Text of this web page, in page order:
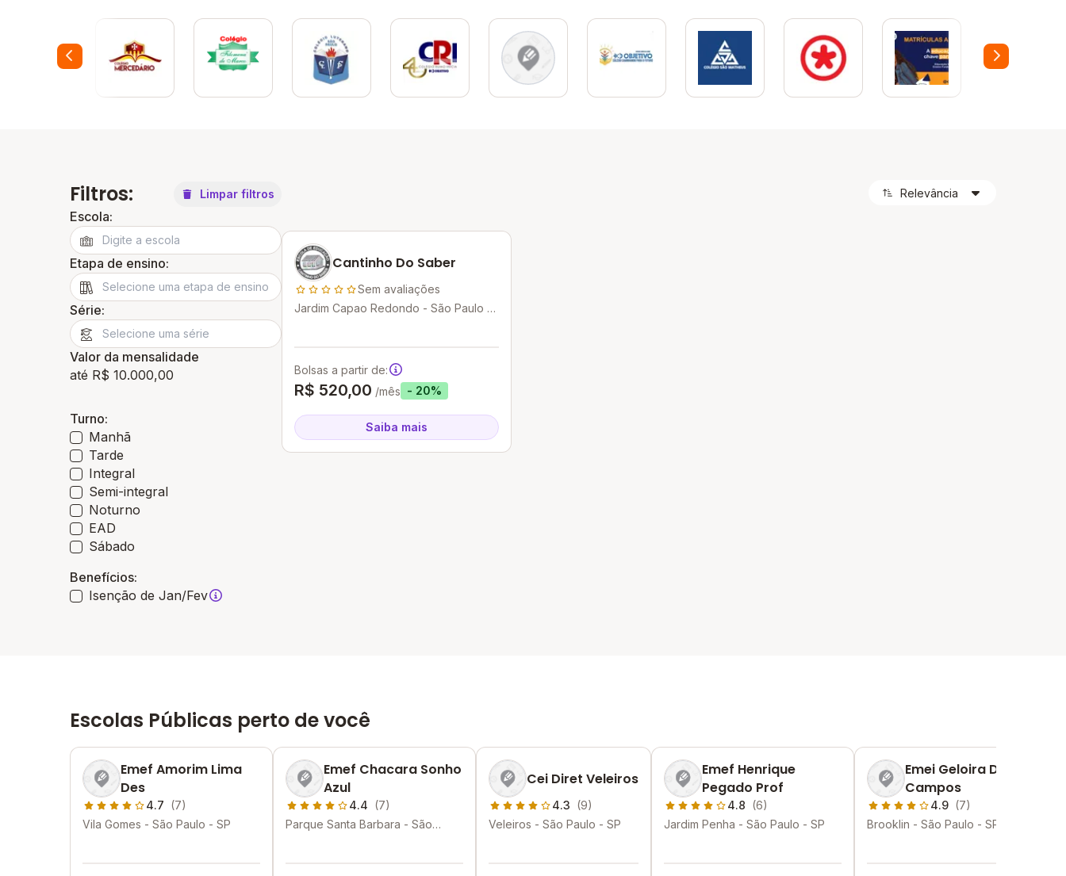
Filtros: Limpar filtros
Escola:
Etapa de ensino:
Série:
Valor da mensalidade
até R$ 10.000,00
Turno:
Manhã
Tarde
Integral
Semi-integral
Noturno
EAD
Sábado
Benefícios:
Isenção de Jan/Fev
Cantinho Do Saber
Sem avaliações
Jardim Capao Redondo - São Paulo -
Bolsas a partir de:
R$ 520,00 /mês - 20%
Saiba mais
Escolas Públicas perto de você
Emef Amorim Lima
Des
4.7 (7)
Vila Gomes - São Paulo - SP
Emef Chacara Sonho
Azul
4.4 (7)
Parque Santa Barbara - São
Cei Diret Veleiros
4.3 (9)
Veleiros - São Paulo - SP
Emef Henrique
Pegado Prof
4.8 (6)
Jardim Penha - São Paulo - SP
Emei Geloira De
Campos
4.9 (7)
Brooklin - São Paulo - SP